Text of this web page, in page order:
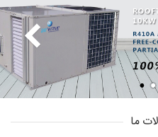
ما